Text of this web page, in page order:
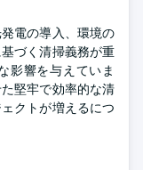
電の導入、環境の
づく清掃義務が重
影響を与えていま
堅牢で効率的な清
クトが増えるにつ